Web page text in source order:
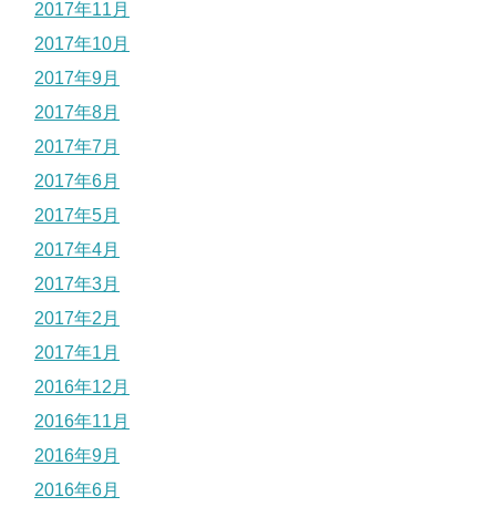
2017年11月
2017年10月
2017年9月
2017年8月
2017年7月
2017年6月
2017年5月
2017年4月
2017年3月
2017年2月
2017年1月
2016年12月
2016年11月
2016年9月
2016年6月